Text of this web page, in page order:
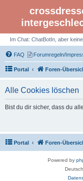
Im Chat: ChatBotIn, aber
FAQ Forumregeln/
Portal Foren-
Alle Cookies löschen
Bist du dir sicher, dass du
Portal Foren-
Powered by